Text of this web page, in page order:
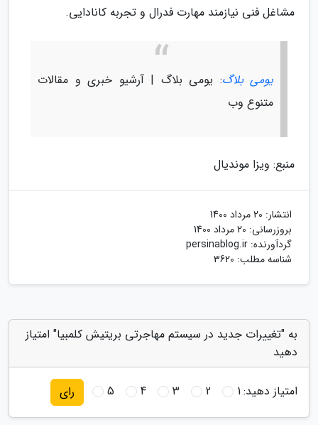
مشاغل فنی نیازمند مهارت فدرال و تجربه کانادایی.
یومی بلاگ: یومی بلاگ | آرشیو خبری و مقالات
متنوع وب
منبع: ویزا موندیال
انتشار: 20 مرداد 1400
بروزرسانی: 20 مرداد 1400
گردآورنده: persinablog.ir
شناسه مطلب: 3620
به "تغییرات جدید در سیستم مهاجرتی بریتیش کلمبیا" امتیاز
دهید
امتیاز دهید:1
2
3
4
5 رای